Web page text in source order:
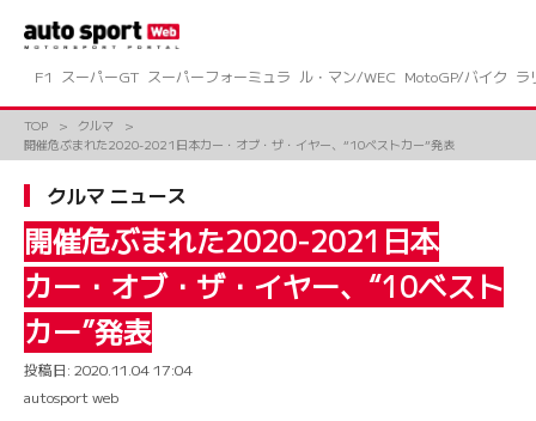
ツ
キ
F1 スーパーGT スーパーフォーミュラ ル・マン/WEC MotoGP/バイク ラ
TOP
クルマ
開催危ぶまれた2020-2021日本カー・オブ・ザ・イヤー、“10ベストカー”発表
クルマ ニュース
開催危ぶまれた2020-2021日本
カー・オブ・ザ・イヤー、“10ベスト
カー”発表
投稿日: 2020.11.04 17:04
autosport web